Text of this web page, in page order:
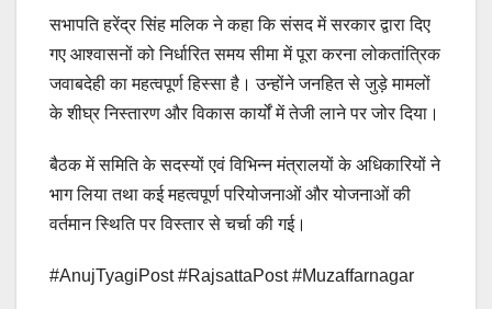
सभापति हरेंद्र सिंह मलिक ने कहा कि संसद में सरकार द्वारा दिए
गए आश्वासनों को निर्धारित समय सीमा में पूरा करना लोकतांत्रिक
जवाबदेही का महत्वपूर्ण हिस्सा है। उन्होंने जनहित से जुड़े मामलों
के शीघ्र निस्तारण और विकास कार्यों में तेजी लाने पर जोर दिया।
बैठक में समिति के सदस्यों एवं विभिन्न मंत्रालयों के अधिकारियों ने
भाग लिया तथा कई महत्वपूर्ण परियोजनाओं और योजनाओं की
वर्तमान स्थिति पर विस्तार से चर्चा की गई।
#AnujTyagiPost #RajsattaPost #Muzaffarnagar